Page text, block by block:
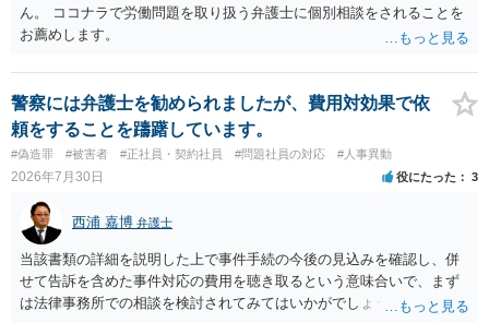
は、第三者から支払ってもらうことになります。 会社等との交渉が必
要になると思います（良い会社でしたら、自ら話してくると思います
の弁護士にご相談ください。 以上、ご参考まで。
ん。 ココナラで労働問題を取り扱う弁護士に個別相談をされることを
お薦めします。
警察には弁護士を勧められましたが、費用対効果で依
頼をすることを躊躇しています。
#偽造罪 #被害者 #正社員・契約社員 #問題社員の対応 #人事異動
2026年7月30日 役にたった 3
西浦 嘉博 弁護士
当該書類の詳細を説明した上で事件手続の今後の見込みを確認し、併
せて告訴を含めた事件対応の費用を聴き取るという意味合いで、まず
は法律事務所での相談を検討されてみてはいかがでしょうか。 上記、